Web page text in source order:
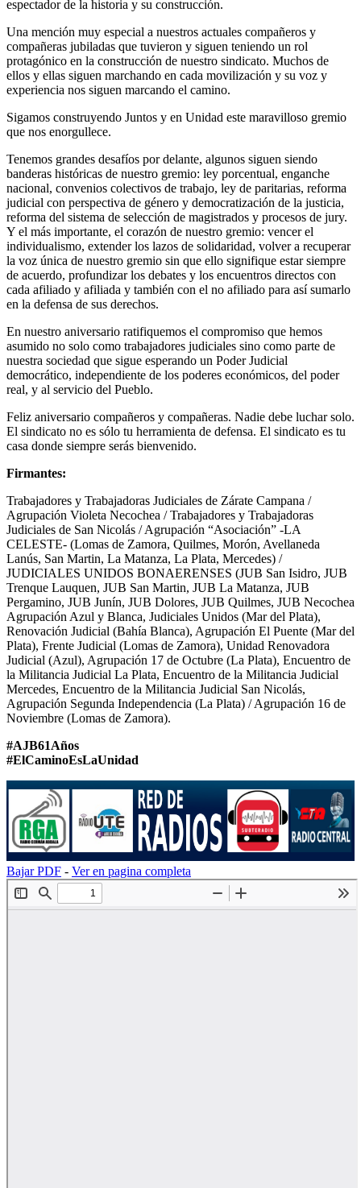
espectador de la historia y su construcción.
Una mención muy especial a nuestros actuales compañeros y
compañeras jubiladas que tuvieron y siguen teniendo un rol
protagónico en la construcción de nuestro sindicato. Muchos de
ellos y ellas siguen marchando en cada movilización y su voz y
experiencia nos siguen marcando el camino.
Sigamos construyendo Juntos y en Unidad este maravilloso gremio
que nos enorgullece.
Tenemos grandes desafíos por delante, algunos siguen siendo
banderas históricas de nuestro gremio: ley porcentual, enganche
nacional, convenios colectivos de trabajo, ley de paritarias, reforma
judicial con perspectiva de género y democratización de la justicia,
reforma del sistema de selección de magistrados y procesos de jury.
Y el más importante, el corazón de nuestro gremio: vencer el
individualismo, extender los lazos de solidaridad, volver a recuperar
la voz única de nuestro gremio sin que ello signifique estar siempre
de acuerdo, profundizar los debates y los encuentros directos con
cada afiliado y afiliada y también con el no afiliado para así sumarlo
en la defensa de sus derechos.
En nuestro aniversario ratifiquemos el compromiso que hemos
asumido no solo como trabajadores judiciales sino como parte de
nuestra sociedad que sigue esperando un Poder Judicial
democrático, independiente de los poderes económicos, del poder
real, y al servicio del Pueblo.
Feliz aniversario compañeros y compañeras. Nadie debe luchar solo.
El sindicato no es sólo tu herramienta de defensa. El sindicato es tu
casa donde siempre serás bienvenido.
Firmantes:
Trabajadores y Trabajadoras Judiciales de Zárate Campana /
Agrupación Violeta Necochea / Trabajadores y Trabajadoras
Judiciales de San Nicolás / Agrupación “Asociación” -LA
CELESTE- (Lomas de Zamora, Quilmes, Morón, Avellaneda
Lanús, San Martin, La Matanza, La Plata, Mercedes) /
JUDICIALES UNIDOS BONAERENSES (JUB San Isidro, JUB
Trenque Lauquen, JUB San Martin, JUB La Matanza, JUB
Pergamino, JUB Junín, JUB Dolores, JUB Quilmes, JUB Necochea
Agrupación Azul y Blanca, Judiciales Unidos (Mar del Plata),
Renovación Judicial (Bahía Blanca), Agrupación El Puente (Mar del
Plata), Frente Judicial (Lomas de Zamora), Unidad Renovadora
Judicial (Azul), Agrupación 17 de Octubre (La Plata), Encuentro de
la Militancia Judicial La Plata, Encuentro de la Militancia Judicial
Mercedes, Encuentro de la Militancia Judicial San Nicolás,
Agrupación Segunda Independencia (La Plata) / Agrupación 16 de
Noviembre (Lomas de Zamora).
#AJB61Años
#ElCaminoEsLaUnidad
Bajar PDF - Ver en pagina completa